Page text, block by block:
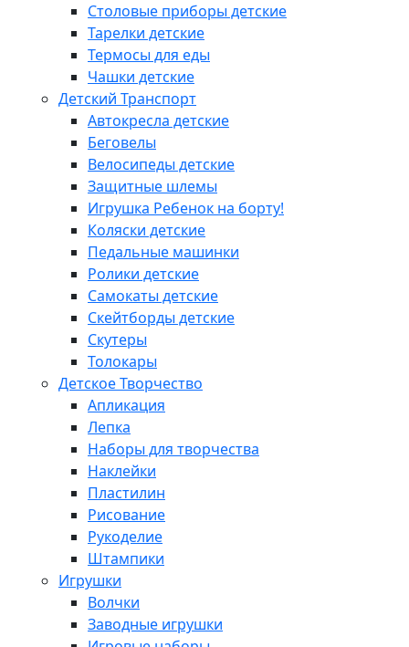
Столовые приборы детские
Тарелки детские
Термосы для еды
Чашки детские
Детский Транспорт
Автокресла детские
Беговелы
Велосипеды детские
Защитные шлемы
Игрушка Ребенок на борту!
Коляски детские
Педальные машинки
Ролики детские
Самокаты детские
Скейтборды детские
Скутеры
Толокары
Детское Творчество
Апликация
Лепка
Наборы для творчества
Наклейки
Пластилин
Рисование
Рукоделие
Штампики
Игрушки
Волчки
Заводные игрушки